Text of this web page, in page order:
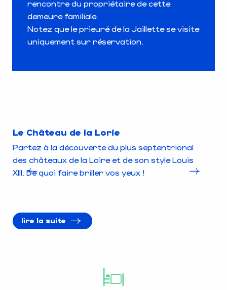
rencontre du propriétaire de cette
demeure familiale.
Notez que le prieuré de la Jaillette se visite
uniquement sur réservation.
Le Château de la Lorie
Partez à la découverte du plus septentrional
des châteaux de la Loire et de son style Louis
XIII. De quoi faire briller vos yeux !
lire la suite